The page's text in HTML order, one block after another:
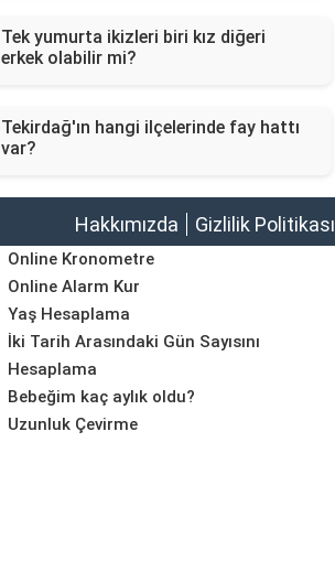
Tek yumurta ikizleri biri kız diğeri
erkek olabilir mi?
Tekirdağ'ın hangi ilçelerinde fay hattı
var?
Hakkımızda Gizlilik Politikası
Online Kronometre
Online Alarm Kur
Yaş Hesaplama
İki Tarih Arasındaki Gün Sayısını
Hesaplama
Bebeğim kaç aylık oldu?
Uzunluk Çevirme